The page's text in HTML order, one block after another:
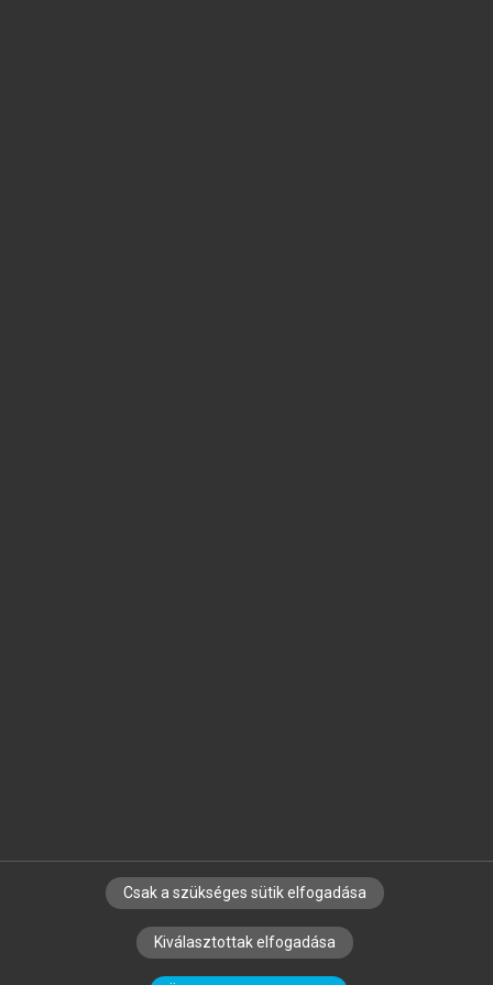
SZERZŐKNEK CÉGEKNEK KÖNYVTÁROSOKNAK
SZERKESZTÉSI ÉS LEKTORÁLÁSI ALAPELVEK
Csak a szükséges sütik elfogadása
Kiválasztottak elfogadása